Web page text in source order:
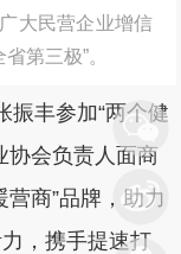
大民营企业增信
第三极”。
振丰参加“两个健
协会负责人面商
商”品牌，助力
，携手提速打